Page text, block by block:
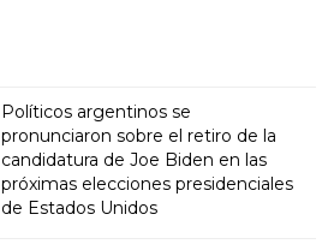
Políticos argentinos se
pronunciaron sobre el retiro de la
candidatura de Joe Biden en las
próximas elecciones presidenciales
de Estados Unidos